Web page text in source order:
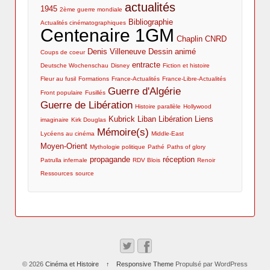
1945 2ème guerre mondiale actualités
Actualités cinématographiques Bibliographie
Centenaire 1GM Chaplin CNRD
Coups de coeur Denis Villeneuve Dessin animé
Deutsche Wochenschau Disney entracte Fiction et histoire
Fleur au fusil Formations France-Actualités France-Libre-Actualités
Front populaire Fusillés Guerre d'Algérie
Guerre de Libération Histoire parallèle Hollywood
imaginaire Kirk Douglas Kubrick Liban Libération Liens
Lycéens au cinéma Mémoire(s) Middle-East
Moyen-Orient Mythologie politique Pathé Paths of glory
Patrulla infernale propagande RDV Blois réception Renoir
Ressources source
© 2026 Cinéma et Histoire ↑ Responsive ThemePropulsé par WordPress